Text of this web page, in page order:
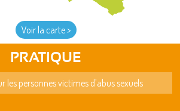
Voir la carte >
PRATIQUE
les personnes victimes d'abus sexuels